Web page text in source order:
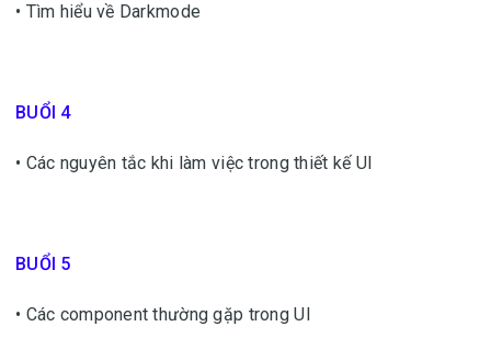
• Tìm hiểu về Darkmode
BUỔI 4
• Các nguyên tắc khi làm việc trong thiết kế UI
BUỔI 5
• Các component thường gặp trong UI